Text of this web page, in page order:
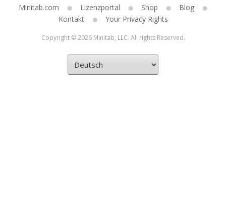
Minitab.com Lizenzportal Shop
Blog
Kontakt
Your Privacy Rights
Copyright © 2026 Minitab, LLC. All rights Reserved.